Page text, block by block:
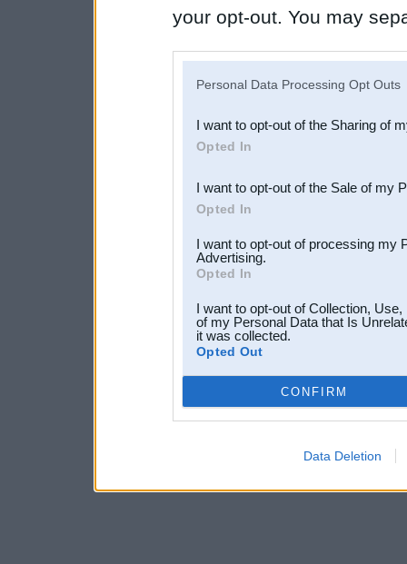
your opt-out. You may
Downstream Participants
third parties.
Personal Data Processing Opt Outs
I want to opt-out of the Sharing of
Opted In
I want to opt-out of the Sale of my
Opted In
I want to opt-out of processing my
Advertising.
Opted In
I want to opt-out of Collection,
of my Personal Data that Is
it was collected.
Opted Out
CONFIRM
Data Deletion